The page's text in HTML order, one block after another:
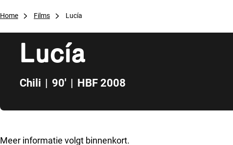
Home Films Lucía
Lucía
Chili | 90' | HBF 2008
Meer informatie volgt binnenkort.